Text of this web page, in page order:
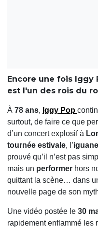
Encore une fois Iggy
est l'un des rois du
À 78 ans, Iggy Pop
surtout, de faire ce que
d’un concert explosif à
tournée estivale, l’
prouvé qu’il n’est pas
mais un performer hors
quittant la scène… dans
nouvelle page de son
Une vidéo postée le 30
rapidement enflammé les